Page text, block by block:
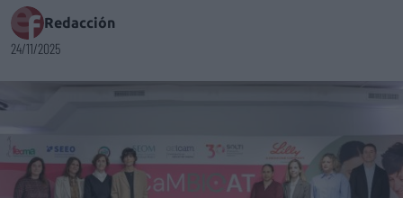
Redacción
24/11/2025